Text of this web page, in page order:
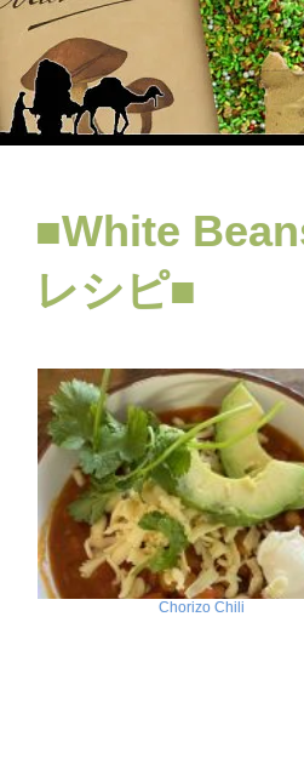
■White
レシピ■
Chorizo Chili